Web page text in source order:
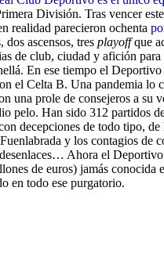
División. Tras vencer
realidad parecieron ochenta
dos ascensos, tres playoffque
de club, ciudad y afición
En ese tiempo el
el Celta B. Una pandemia lo
una prole de consejeros a su
pelo. Han sido 312 partidos
decepciones de todo tipo,
y los contagios de
Ahora el
de euros) jamás conocida
en todo ese purgatorio.